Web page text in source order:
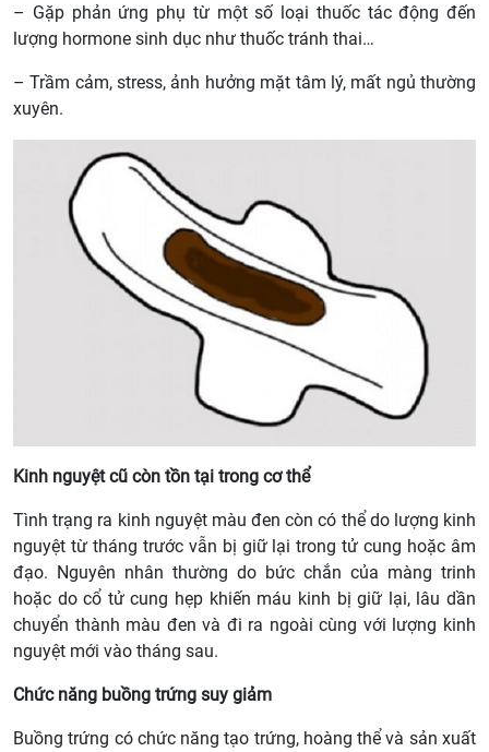
– Gặp phản ứng phụ từ một số loại thuốc tác động đến
lượng hormone sinh dục như thuốc tránh thai…
– Trầm cảm, stress, ảnh hưởng mặt tâm lý, mất ngủ thường
xuyên.
Kinh nguyệt cũ còn tồn tại trong cơ thể
Tình trạng ra kinh nguyệt màu đen còn có thể do lượng kinh
nguyệt từ tháng trước vẫn bị giữ lại trong tử cung hoặc âm
đạo. Nguyên nhân thường do bức chắn của màng trinh
hoặc do cổ tử cung hẹp khiến máu kinh bị giữ lại, lâu dần
chuyển thành màu đen và đi ra ngoài cùng với lượng kinh
nguyệt mới vào tháng sau.
Chức năng buồng trứng suy giảm
Buồng trứng có chức năng tạo trứng, hoàng thể và sản xuất